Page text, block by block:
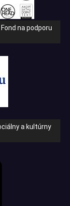
na podporu
a kultúrny